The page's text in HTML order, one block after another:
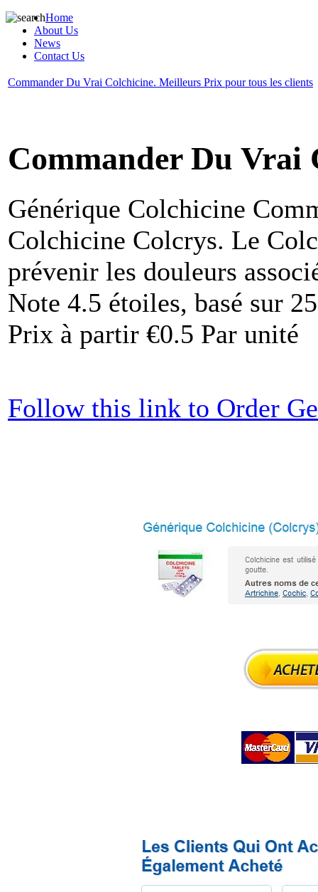
Home
About Us
News
Contact Us
Commander Du Vrai Colchicine. Meilleurs Prix pour tous les clients
Commander Du Vrai
Générique Colchicine
Colchicine Colcrys. Le
prévenir les douleurs
Note 4.5 étoiles, basé sur
Prix à partir €0.5 Par unité
Follow this link to Order